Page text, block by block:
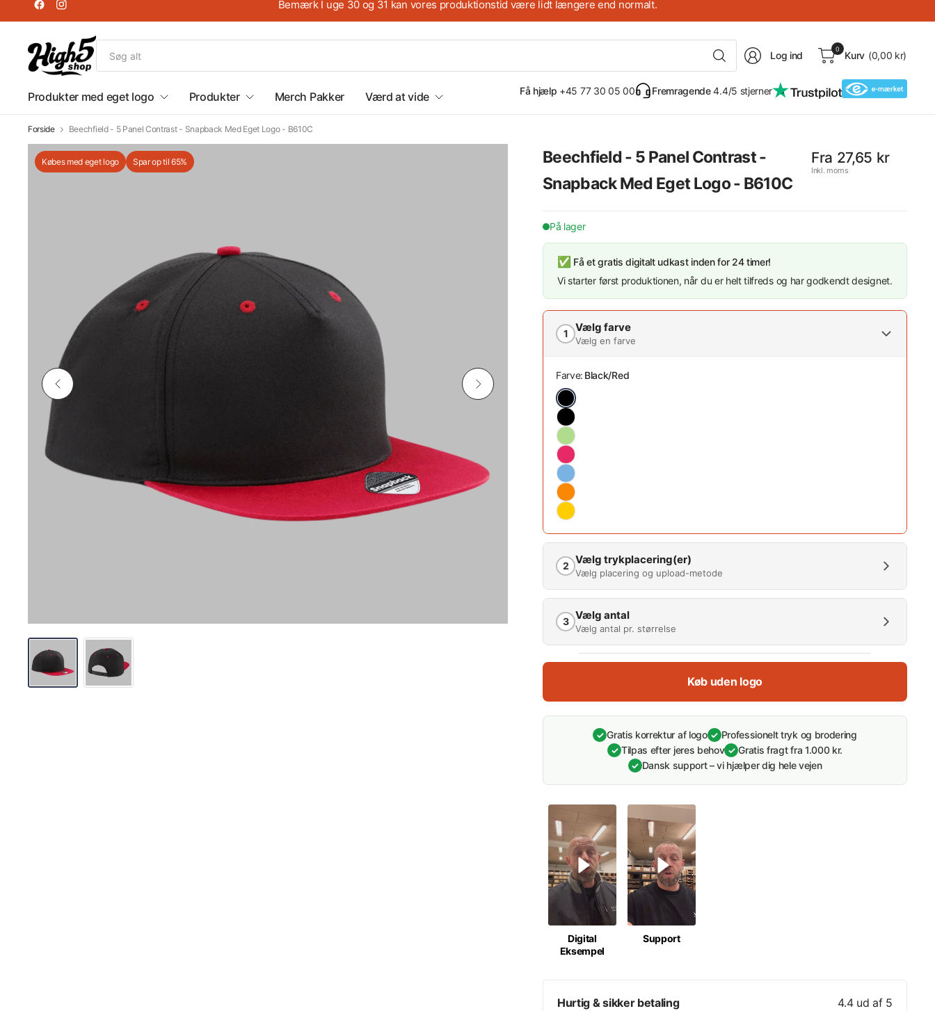
Bemærk I uge 30 og 31 kan vores produktionstid være lidt længere end normalt.
Søg
alt
Log ind
0
Kurv (0,00 kr)
Produkter med eget logo Produkter Merch Pakker Værd at vide Få hjælp +45 77 30 05 00 Fremragende4.4/5 stjerner
Forside Beechfield - 5 Panel Contrast - Snapback Med Eget Logo - B610C
Købes med eget logo Spar op til 65% Købes med eget logo Spar op til 65%
Beechfield - 5 Panel Contrast -
Snapback Med Eget Logo - B610C
Fra 27,65 kr
Inkl. moms
På lager
✅ Få et gratis digitalt udkast inden for 24 timer!
Vi starter først produktionen, når du er helt tilfreds og har godkendt designet.
1 Vælg farve
Vælg en farve
Farve: Black/Red
2 Vælg trykplacering(er)
Vælg placering og upload-metode
3 Vælg antal
Vælg antal pr. størrelse
Antal (mængderabat)
25
Vælg antal:0 stk.
One Size (55-
60 CM)
Læg i kurv
Køb uden logo
✓ Gratis korrektur af logo ✓ Professionelt tryk og brodering
✓ Tilpas efter jeres behov ✓ Gratis fragt fra 1.000 kr.
✓ Dansk support – vi hjælper dig hele vejen
Digital
Eksempel
Support
Hurtig & sikker betaling 4.4 ud af 5